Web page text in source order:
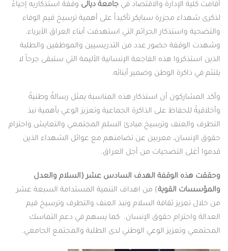
أقامت كلية الإدارة والاقتصاد في جامعة ديالى وقفةً استذكاريه إحياءً
لذكرى شهداء مجزرة سبايكر تأكيداً على أهمية ترسيخ قيم الوفاء
والتضحية واستذكار الجرائم التي استهدفت أبناء العراق الأبرياء.
وشهدت الوقفة حضور عدد من التدريسيين والموظفين والطلبة
الذين استذكروا هذه الفاجعة الإنسانية الأليمة التي ستبقى جرحاً لا
يلتئم في ذاكرة الوطن وضمير أبنائه.
وأكد المشاركون أن استذكار هذه المناسبة يمثل رسالةً وطنيةً
وأخلاقيةً للحفاظ على الذاكرة الجماعية وتعزيز الوعي بأهمية نبذ
التطرف والعنف وترسيخ مبادئ السلم المجتمعي والتعايش واحترام
حقوق الإنسان، معربين عن تضامنهم مع عوائل الشهداء الذين
قدموا أغلى التضحيات من أجل العراق.
وحققت هذه الوقفة الهدف السادس عشر (السلام والعدل
والمؤسسات القوية) من اهداف التنمية المستدامة السبعة عشر
من خلال تعزيز ثقافة السلام ونبذ العنف والتطرف وترسيخ قيم
العدالة واحترام حقوق الإنسان. كما يسهم في دعم التماسك
المجتمعي وتعزيز الوعي الوطني لدى الطلبة والمجتمع الجامعي.